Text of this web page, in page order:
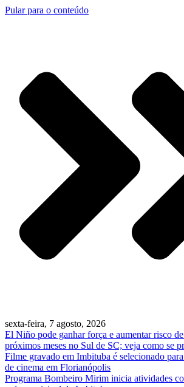
Pular para o conteúdo
sexta-feira, 7 agosto, 2026
El Niño pode ganhar força e aumentar risco
próximos meses no Sul de SC; veja como se
Filme gravado em Imbituba é selecionado
de cinema em Florianópolis
Programa Bombeiro Mirim inicia atividades